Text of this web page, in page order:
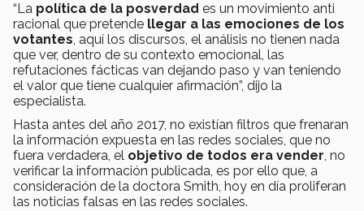
“La política de la posverdad es un movimiento anti
racional que pretende llegar a las emociones de los
votantes, aquí los discursos, el análisis no tienen nada
que ver, dentro de su contexto emocional, las
refutaciones fácticas van dejando paso y van teniendo
el valor que tiene cualquier afirmación”, dijo la
especialista.
Hasta antes del año 2017, no existían filtros que frenaran
la información expuesta en las redes sociales, que no
fuera verdadera, el objetivo de todos era vender, no
verificar la información publicada, es por ello que, a
consideración de la doctora Smith, hoy en día proliferan
las noticias falsas en las redes sociales.